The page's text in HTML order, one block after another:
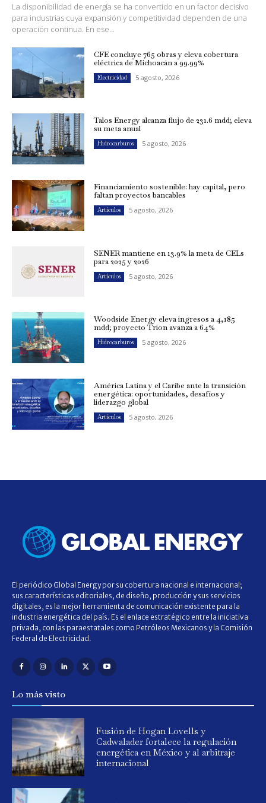
La disponibilidad de energía se ha convertido en un factor decisivo
para industrias cuya expansión y competitividad dependen de una
operación continua. En ese...
CFE concluye 765 obras y eleva cobertura
eléctrica de Michoacán a 99.99%
Electricidad 5 agosto, 2026
Talos Energy alcanza flujo de 231.6 mdd; eleva
su meta anual
Hidrocarburos 5 agosto, 2026
Financiamiento sostenible: hay capital, pero
faltan proyectos bancables
Artículos 5 agosto, 2026
SENER mantiene en 13.9% la meta de CELs
para 2025 y 2026
Artículos 5 agosto, 2026
Woodside Energy eleva ingresos a 4,185
mdd; proyecto Trion avanza a 64%
Hidrocarburos 5 agosto, 2026
América Latina y el Caribe ante la transición
energética: oportunidades, desafíos y
liderazgo global
Artículos 5 agosto, 2026
El periódico Global Energy por su cobertura nacional e internacional;
sus características editoriales, de diseño, producción y sus servicios
digitales, es la mejor herramienta de comunicación existente para la
industria energética del país. Es el enlace estratégico entre la iniciativa
privada, con las paraestatales como Petróleos Mexicanos y la Comisión
Federal de Electricidad.
Lo más visto
Fusión de Hogan Lovells y
Cadwalader fortalece la regulación
energética en México y al arbitraje
internacional